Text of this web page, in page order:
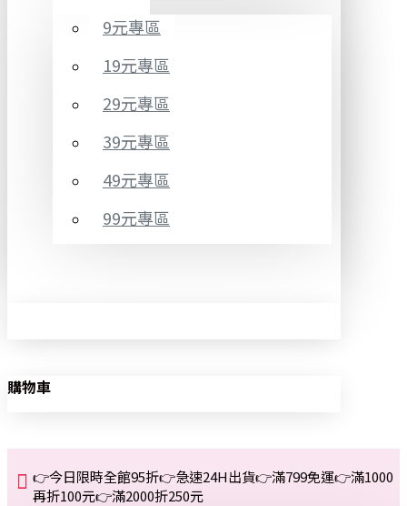
9元專區
19元專區
29元專區
39元專區
49元專區
99元專區
購物車
👉今日限時全館95折👉急速24H出貨👉滿799免運👉滿1000
再折100元👉滿2000折250元